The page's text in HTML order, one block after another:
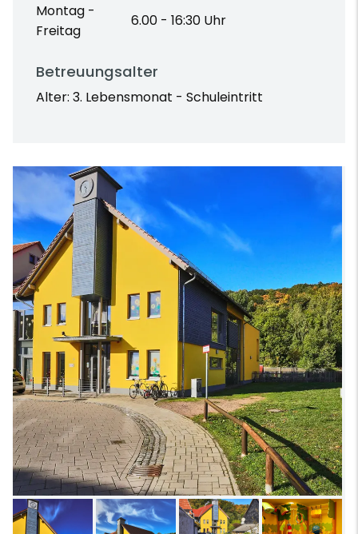
Montag -
Freitag
6.00 - 16:30 Uhr
Betreuungsalter
Alter: 3. Lebensmonat - Schuleintritt